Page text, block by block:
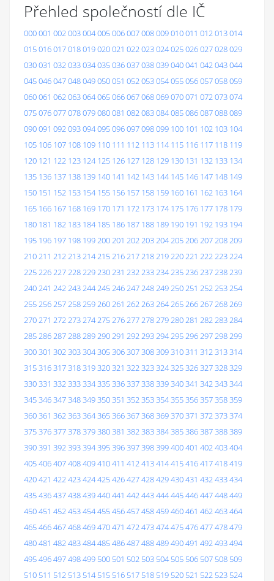
Přehled společností dle IČ
000001 002003004005006007008009010011 012013014
015016017018019020021 022023024025026027028029
030031 032033034035036037038039040041 042043044
045046047048049050051 052053054055056057058059
060061 062063064065066067068069070071 072073074
075076077078079080081 082083084085086087088089
090091 092093094095096097098099 100 101 102 103 104
105 106 107 108 109 110 111 112 113 114 115 116 117 118 119
120 121 122 123 124 125 126 127 128 129 130 131 132 133 134
135 136 137 138 139 140 141 142 143 144 145 146 147 148 149
150 151 152 153 154 155 156 157 158 159 160 161 162 163 164
165 166 167 168 169 170 171 172 173 174 175 176 177 178 179
180 181 182 183 184 185 186 187 188 189 190 191 192 193 194
195 196 197 198 199200201 202203204205206207208209
210211 212213214215216217218219220221 222223224
225226227228229230231 232233234235236237238239
240241 242243244245246247248249250251 252253254
255256257258259260261 262263264265266267268269
270271 272273274275276277278279280281 282283284
285286287288289290291 292293294295296297298299
300301 302303304305306307308309310311 312313314
315316317318319320321 322323324325326327328329
330331 332333334335336337338339340341 342343344
345346347348349350351 352353354355356357358359
360361 362363364365366367368369370371 372373374
375376377378379380381 382383384385386387388389
390391 392393394395396397398399400401 402403404
405406407408409410411 412413414415416417418419
420421 422423424425426427428429430431 432433434
435436437438439440441 442443444445446447448449
450451 452453454455456457458459460461 462463464
465466467468469470471 472473474475476477478479
480481 482483484485486487488489490491 492493494
495496497498499 500 501 502 503 504 505 506 507 508 509
510 511 512 513 514 515 516 517 518 519 520 521 522 523 524